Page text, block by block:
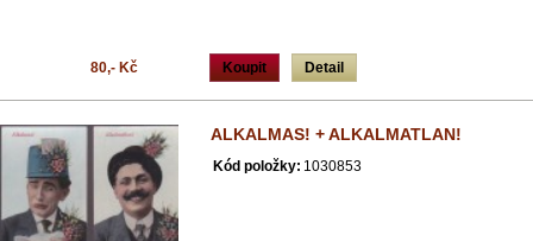
Koupit Detail
80,- Kč
ALKALMAS! + ALKALMATLAN!
Kód položky: 1030853